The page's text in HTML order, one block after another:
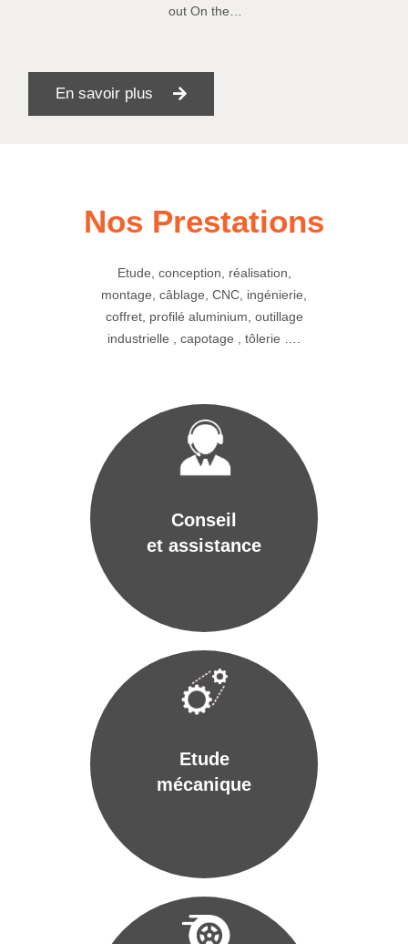
out On the…
En savoir plus
Nos Prestations
Etude, conception, réalisation,
montage, câblage, CNC, ingénierie,
coffret, profilé aluminium, outillage
industrielle , capotage , tôlerie ….
Conseil
et assistance
Etude
mécanique